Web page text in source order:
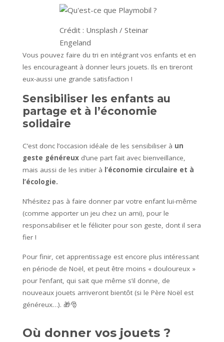
Crédit : Unsplash / Steinar
Engeland
Vous pouvez faire du tri en intégrant vos enfants et en
les encourageant à donner leurs jouets. Ils en tireront
eux-aussi une grande satisfaction !
Sensibiliser les enfants au
partage et à l’économie
solidaire
C’est donc l’occasion idéale de les sensibiliser à un
geste généreux d’une part fait avec bienveillance,
mais aussi de les initier à l’économie circulaire et à
l’écologie.
N’hésitez pas à faire donner par votre enfant lui-même
(comme apporter un jeu chez un ami), pour le
responsabiliser et le féliciter pour son geste, dont il sera
fier !
Pour finir, cet apprentissage est encore plus intéressant
en période de Noël, et peut être moins « douloureux »
pour l’enfant, qui sait que même s’il donne, de
nouveaux jouets arriveront bientôt (si le Père Noël est
généreux…). 🎁🎅
Où donner vos jouets ?